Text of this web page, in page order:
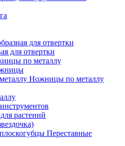
для отвертки
для отвертки
по металлу
Ножницы по металлу
растений
Переставные